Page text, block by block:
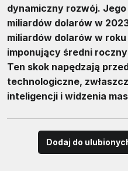
dynamiczny rozwój.
miliardów dolarów w
miliardów dolarów w
imponujący średni
Ten skok napędzają
technologiczne,
inteligencji i widzenia
Dodaj do